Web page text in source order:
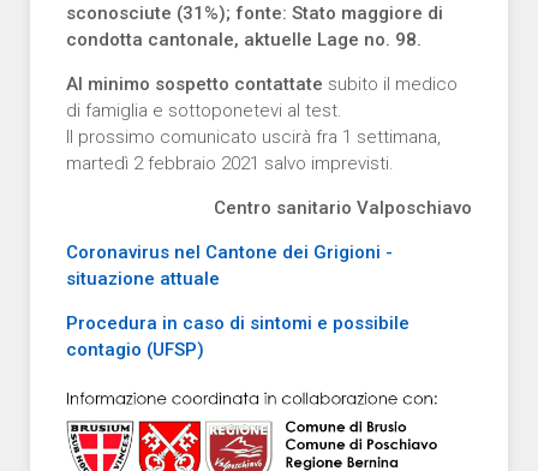
sconosciute (31%); fonte: Stato maggiore di
condotta cantonale, aktuelle Lage no. 98.
Al minimo sospetto contattate subito il medico
di famiglia e sottoponetevi al test.
Il prossimo comunicato uscirà fra 1 settimana,
martedì 2 febbraio 2021 salvo imprevisti.
Centro sanitario Valposchiavo
Coronavirus nel Cantone dei Grigioni -
situazione attuale
Procedura in caso di sintomi e possibile
contagio (UFSP)